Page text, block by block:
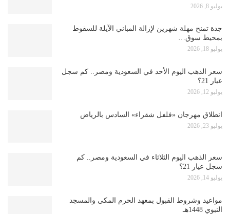
يوليو 8, 2026
جدة تمنح مهلة شهرين لإزالة المباني الآيلة للسقوط
بمحيط سوق…
يوليو 18, 2026
سعر الذهب اليوم الأحد في السعودية ومصر.. كم سجل
عيار 21؟
يوليو 12, 2026
انطلاق مهرجان «فلفل شقراء» السادس بالرياض
يوليو 23, 2026
سعر الذهب اليوم الثلاثاء في السعودية ومصر.. كم
سجل عيار 21؟
يوليو 14, 2026
مواعيد وشروط القبول بمعهد الحرم المكي والمسجد
النبوي 1448هـ